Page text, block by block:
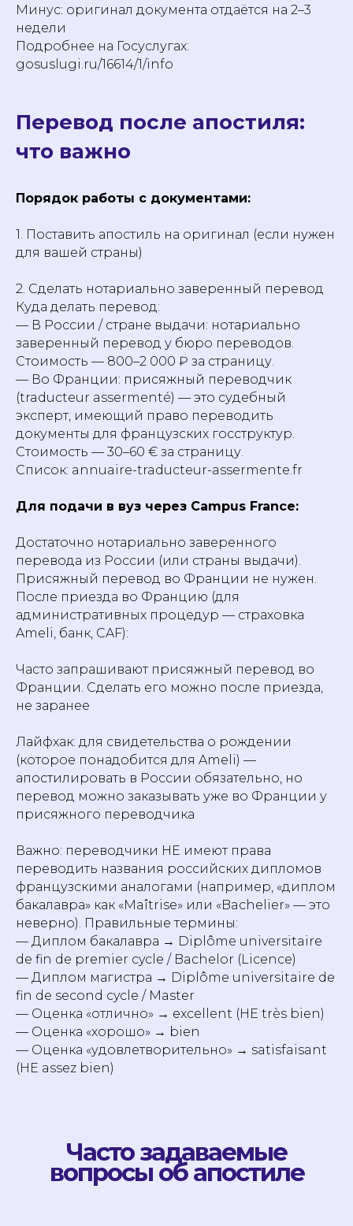
Минус: оригинал документа отдаётся на 2–3
недели
Подробнее на Госуслугах:
gosuslugi.ru/16614/1/info
Перевод после апостиля:
что важно
Порядок работы с документами:
1. Поставить апостиль на оригинал (если нужен
для вашей страны)
2. Сделать нотариально заверенный перевод
Куда делать перевод:
— В России / стране выдачи: нотариально
заверенный перевод у бюро переводов.
Стоимость — 800–2 000 ₽ за страницу.
— Во Франции: присяжный переводчик
(traducteur assermenté) — это судебный
эксперт, имеющий право переводить
документы для французских госструктур.
Стоимость — 30–60 € за страницу.
Список: annuaire-traducteur-assermente.fr
Для подачи в вуз через Campus France:
Достаточно нотариально заверенного
перевода из России (или страны выдачи).
Присяжный перевод во Франции не нужен.
После приезда во Францию (для
административных процедур — страховка
Ameli, банк, CAF):
Часто запрашивают присяжный перевод во
Франции. Сделать его можно после приезда,
не заранее
Лайфхак: для свидетельства о рождении
(которое понадобится для Ameli) —
апостилировать в России обязательно, но
перевод можно заказывать уже во Франции у
присяжного переводчика
Важно: переводчики НЕ имеют права
переводить названия российских дипломов
французскими аналогами (например, «диплом
бакалавра» как «Maîtrise» или «Bachelier» — это
неверно). Правильные термины:
— Диплом бакалавра → Diplôme universitaire
de fin de premier cycle / Bachelor (Licence)
— Диплом магистра → Diplôme universitaire de
fin de second cycle / Master
— Оценка «отлично» → excellent (НЕ très bien)
— Оценка «хорошо» → bien
— Оценка «удовлетворительно» → satisfaisant
(НЕ assez bien)
Часто задаваемые
вопросы об апостиле
Начнем учить язык
вместе сLabise?
+33 769 337-208
Подпишитесь на рассылку